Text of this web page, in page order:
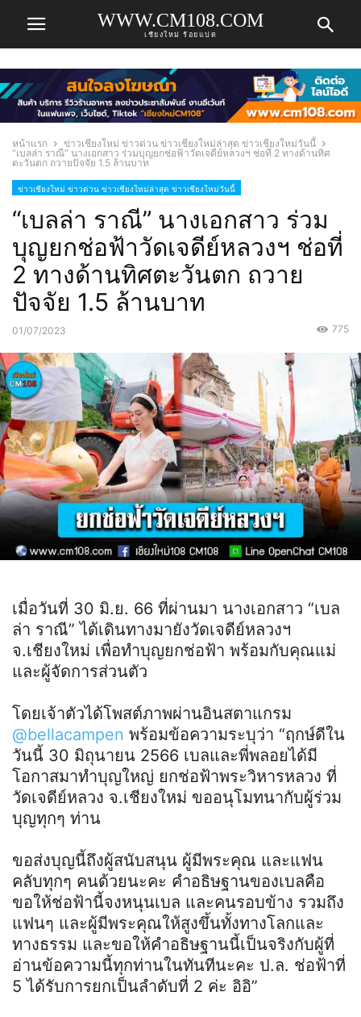
WWW.CM108.COM
เชียงใหม่ ร้อยแปด
หน้าแรก
ข่าวเชียงใหม่ ข่าวด่วน ข่าวเชียงใหม่ล่าสุด ข่าวเชียงใหม่วันนี้
“เบลล่า ราณี” นางเอกสาว ร่วมบุญยกช่อฟ้าวัดเจดีย์หลวงฯ ช่อที่ 2 ทางด้านทิศ
ตะวันตก ถวายปัจจัย 1.5 ล้านบาท
ข่าวเชียงใหม่ ข่าวด่วน ข่าวเชียงใหม่ล่าสุด ข่าวเชียงใหม่วันนี้
“เบลล่า ราณี” นางเอกสาว ร่วม
บุญยกช่อฟ้าวัดเจดีย์หลวงฯ ช่อที่
2 ทางด้านทิศตะวันตก ถวาย
ปัจจัย 1.5 ล้านบาท
01/07/2023 775
เมื่อวันที่ 30 มิ.ย. 66 ที่ผ่านมา นางเอกสาว “เบล
ล่า ราณี” ได้เดินทางมายังวัดเจดีย์หลวงฯ
จ.เชียงใหม่ เพื่อทำบุญยกช่อฟ้า พร้อมกับคุณแม่
และผู้จัดการส่วนตัว
โดยเจ้าตัวได้โพสต์ภาพผ่านอินสตาแกรม
@bellacampen พร้อมข้อความระบุว่า “ฤกษ์ดีใน
วันนี้ 30 มิถุนายน 2566 เบลและพี่พลอยได้มี
โอกาสมาทำบุญใหญ่ ยกช่อฟ้าพระวิหารหลวง ที่
วัดเจดีย์หลวง จ.เชียงใหม่ ขออนุโมทนากับผู้ร่วม
บุญทุกๆ ท่าน
ขอส่งบุญนี้ถึงผู้สนับสนุน ผู้มีพระคุณ และแฟน
คลับทุกๆ คนด้วยนะคะ คำอธิษฐานของเบลคือ
ขอให้ช่อฟ้านี้จงหนุนเบล และคนรอบข้าง รวมถึง
แฟนๆ และผู้มีพระคุณให้สูงขึ้นทั้งทางโลกและ
ทางธรรม และขอให้คำอธิษฐานนี้เป็นจริงกับผู้ที่
อ่านข้อความนี้ทุกท่านในทันทีนะคะ ป.ล. ช่อฟ้าที่
5 ได้รับการยกเป็นลำดับที่ 2 ค่ะ อิอิ”